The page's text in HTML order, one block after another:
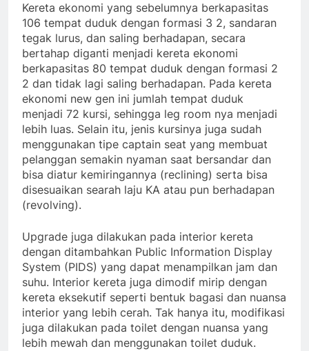
Kereta ekonomi yang sebelumnya berkapasitas
106 tempat duduk dengan formasi 3 2, sandaran
tegak lurus, dan saling berhadapan, secara
bertahap diganti menjadi kereta ekonomi
berkapasitas 80 tempat duduk dengan formasi 2
2 dan tidak lagi saling berhadapan. Pada kereta
ekonomi new gen ini jumlah tempat duduk
menjadi 72 kursi, sehingga leg room nya menjadi
lebih luas. Selain itu, jenis kursinya juga sudah
menggunakan tipe captain seat yang membuat
pelanggan semakin nyaman saat bersandar dan
bisa diatur kemiringannya (reclining) serta bisa
disesuaikan searah laju KA atau pun berhadapan
(revolving).
Upgrade juga dilakukan pada interior kereta
dengan ditambahkan Public Information Display
System (PIDS) yang dapat menampilkan jam dan
suhu. Interior kereta juga dimodif mirip dengan
kereta eksekutif seperti bentuk bagasi dan nuansa
interior yang lebih cerah. Tak hanya itu, modifikasi
juga dilakukan pada toilet dengan nuansa yang
lebih mewah dan menggunakan toilet duduk.